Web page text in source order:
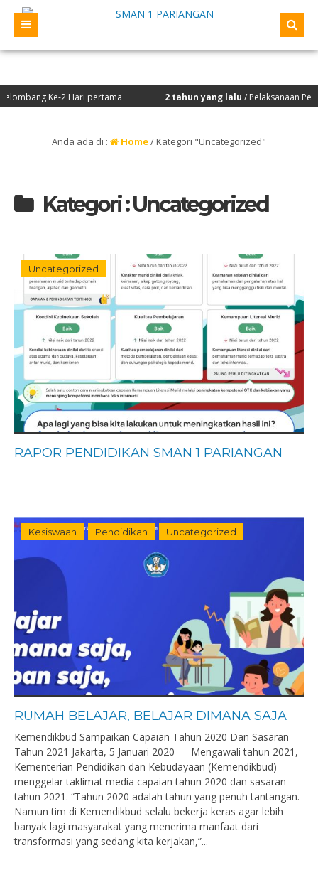
Ke-2 Hari pertama 2 tahun yang lalu/ Pelaksanaan Penilaian
Anda ada di : Home/Kategori "Uncategorized"
Kategori : Uncategorized
Uncategorized
RAPOR PENDIDIKAN SMAN 1 PARIANGAN
Kesiswaan Pendidikan Uncategorized
RUMAH BELAJAR, BELAJAR DIMANA SAJA
Kemendikbud Sampaikan Capaian Tahun 2020 Dan Sasaran
Tahun 2021 Jakarta, 5 Januari 2020 — Mengawali tahun 2021,
Kementerian Pendidikan dan Kebudayaan (Kemendikbud)
menggelar taklimat media capaian tahun 2020 dan sasaran
tahun 2021. “Tahun 2020 adalah tahun yang penuh tantangan.
Namun tim di Kemendikbud selalu bekerja keras agar lebih
banyak lagi masyarakat yang menerima manfaat dari
transformasi yang sedang kita kerjakan,”...